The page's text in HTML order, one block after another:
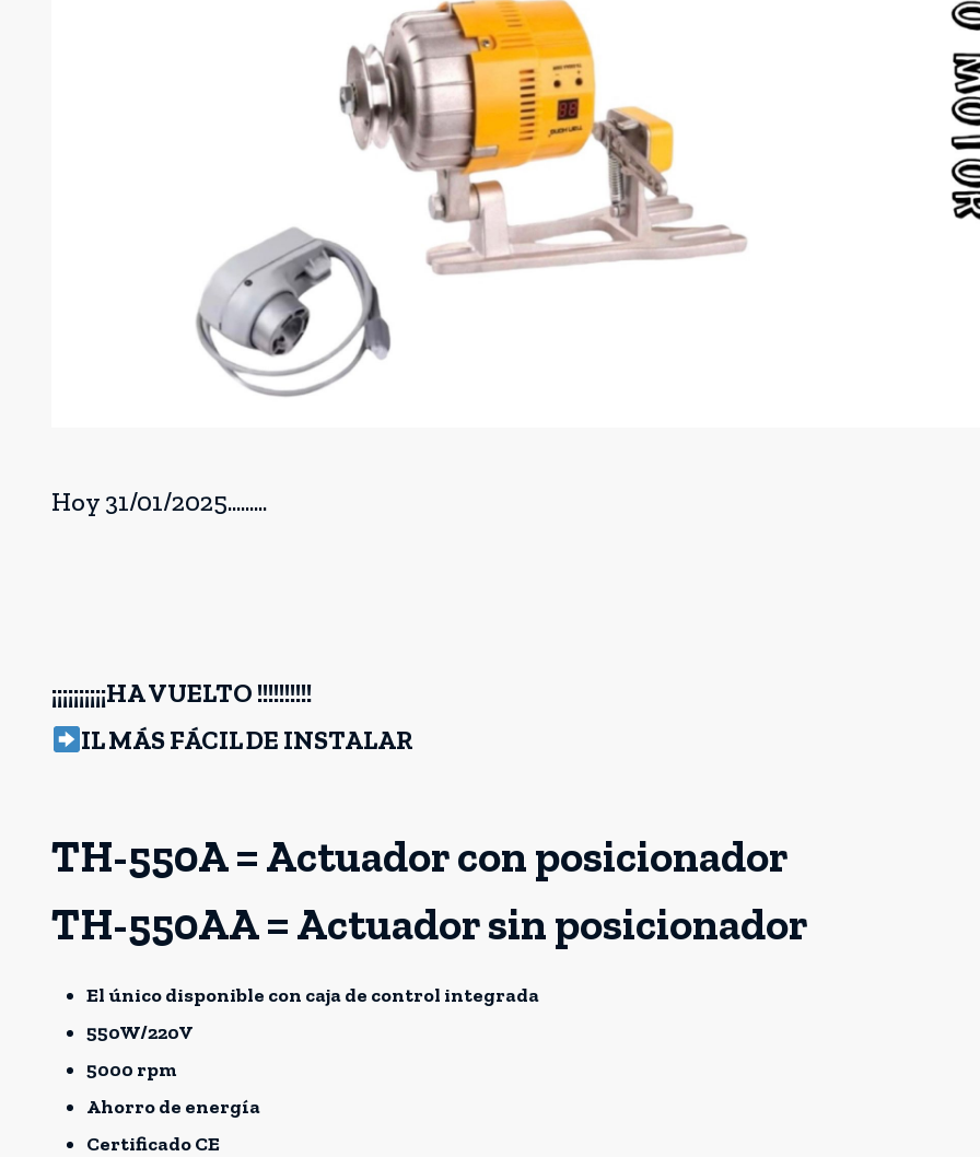
Hoy 31/01/2025.........
¡¡¡¡¡¡¡¡¡¡HA VUELTO !!!!!!!!!!
IL MÁS FÁCIL DE INSTALAR
TH-550A = Actuador con posicionador
TH-550AA = Actuador sin posicionador
El único disponible con caja de control integrada
550W/220V
5000 rpm
Ahorro de energía
Certificado CE